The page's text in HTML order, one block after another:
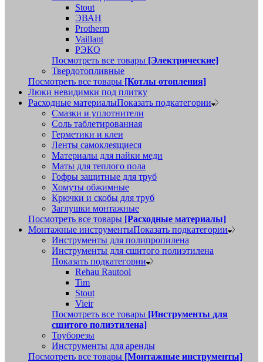
Stout
ЭВАН
Protherm
Vaillant
РЭКО
Посмотреть все товары [Электрические]
Твердотопливные
Посмотреть все товары [Котлы отопления]
Люки невидимки под плитку
Расходные материалыПоказать подкатегории
Смазки и уплотнители
Соль таблетированная
Герметики и клеи
Ленты самоклеящиеся
Материалы для пайки меди
Маты для теплого пола
Гофры защитные для труб
Хомуты обжимные
Крючки и скобы для труб
Заглушки монтажные
Посмотреть все товары [Расходные материалы]
Монтажные инструментыПоказать подкатегории
Инструменты для полипропилена
Инструменты для сшитого полиэтилена
Показать подкатегории
Rehau Rautool
Tim
Stout
Vieir
Посмотреть все товары [Инструменты для
сшитого полиэтилена]
Труборезы
Инструменты для аренды
Посмотреть все товары [Монтажные инструменты]